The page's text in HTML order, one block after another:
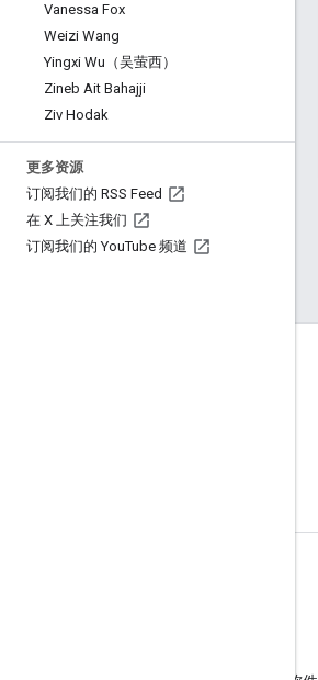
Vanessa Fox
Weizi Wang
Yingxi Wu（吴萤西）
Zineb Ait Bahajji
Ziv Hodak
更多资源
订阅我们的 RSS Feed
在 X 上关注我们
订阅我们的 YouTube 频道